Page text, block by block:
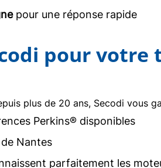
pour une réponse rapide
pour
plus de 20 ans, Secodi vous
Perkins® disponibles
Nantes
parfaitement les